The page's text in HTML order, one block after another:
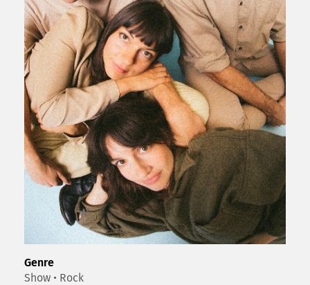
Genre
Show • Rock